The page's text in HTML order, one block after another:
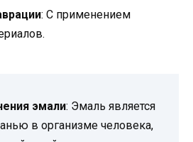
: С применением
эмали: Эмаль является
в организме человека,